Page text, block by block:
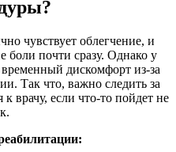
чувствует облегчение, и
почти сразу. Однако у
дискомфорт из-за
Так что, важно следить за
врачу, если что-то пойдет не